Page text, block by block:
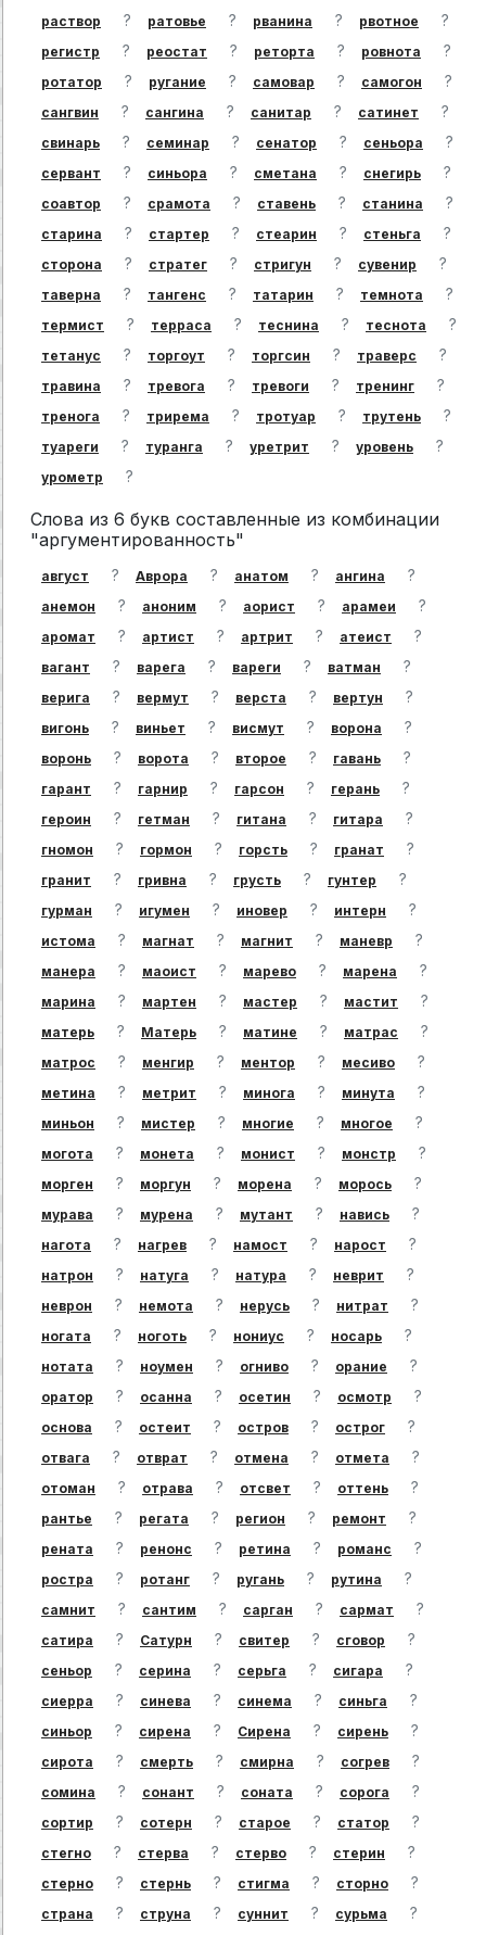
раствор ? ратовье ? рванина ? рвотное ?
регистр ? реостат ? реторта ? ровнота ?
ротатор ? ругание ? самовар ? самогон ?
сангвин ? сангина ? санитар ? сатинет ?
свинарь ? семинар ? сенатор ? сеньора ?
сервант ? синьора ? сметана ? снегирь ?
соавтор ? срамота ? ставень ? станина ?
старина ? стартер ? стеарин ? стеньга ?
сторона ? стратег ? стригун ? сувенир ?
таверна ? тангенс ? татарин ? темнота ?
термист ? терраса ? теснина ? теснота ?
тетанус ? торгоут ? торгсин ? траверс ?
травина ? тревога ? тревоги ? тренинг ?
тренога ? трирема ? тротуар ? трутень ?
туареги ? туранга ? уретрит ? уровень ?
урометр ?
Слова из 6 букв составленные из комбинации
"аргументированность"
август ? Аврора ? анатом ? ангина ?
анемон ? аноним ? аорист ? арамеи ?
аромат ? артист ? артрит ? атеист ?
вагант ? варега ? вареги ? ватман ?
верига ? вермут ? верста ? вертун ?
вигонь ? виньет ? висмут ? ворона ?
воронь ? ворота ? второе ? гавань ?
гарант ? гарнир ? гарсон ? герань ?
героин ? гетман ? гитана ? гитара ?
гномон ? гормон ? горсть ? гранат ?
гранит ? гривна ? грусть ? гунтер ?
гурман ? игумен ? иновер ? интерн ?
истома ? магнат ? магнит ? маневр ?
манера ? маоист ? марево ? марена ?
марина ? мартен ? мастер ? мастит ?
матерь ? Матерь ? матине ? матрас ?
матрос ? менгир ? ментор ? месиво ?
метина ? метрит ? минога ? минута ?
миньон ? мистер ? многие ? многое ?
могота ? монета ? монист ? монстр ?
морген ? моргун ? морена ? морось ?
мурава ? мурена ? мутант ? навись ?
нагота ? нагрев ? намост ? нарост ?
натрон ? натуга ? натура ? неврит ?
неврон ? немота ? нерусь ? нитрат ?
ногата ? ноготь ? нониус ? носарь ?
нотата ? ноумен ? огниво ? орание ?
оратор ? осанна ? осетин ? осмотр ?
основа ? остеит ? остров ? острог ?
отвага ? отврат ? отмена ? отмета ?
отоман ? отрава ? отсвет ? оттень ?
рантье ? регата ? регион ? ремонт ?
рената ? ренонс ? ретина ? романс ?
ростра ? ротанг ? ругань ? рутина ?
самнит ? сантим ? сарган ? сармат ?
сатира ? Сатурн ? свитер ? сговор ?
сеньор ? серина ? серьга ? сигара ?
сиерра ? синева ? синема ? синьга ?
синьор ? сирена ? Сирена ? сирень ?
сирота ? смерть ? смирна ? согрев ?
сомина ? сонант ? соната ? сорога ?
сортир ? сотерн ? старое ? статор ?
стегно ? стерва ? стерво ? стерин ?
стерно ? стернь ? стигма ? сторно ?
страна ? струна ? суннит ? сурьма
?